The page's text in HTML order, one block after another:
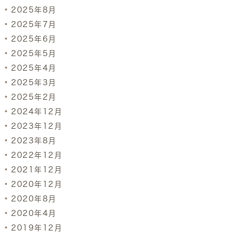
2025年8月
2025年7月
2025年6月
2025年5月
2025年4月
2025年3月
2025年2月
2024年12月
2023年12月
2023年8月
2022年12月
2021年12月
2020年12月
2020年8月
2020年4月
2019年12月